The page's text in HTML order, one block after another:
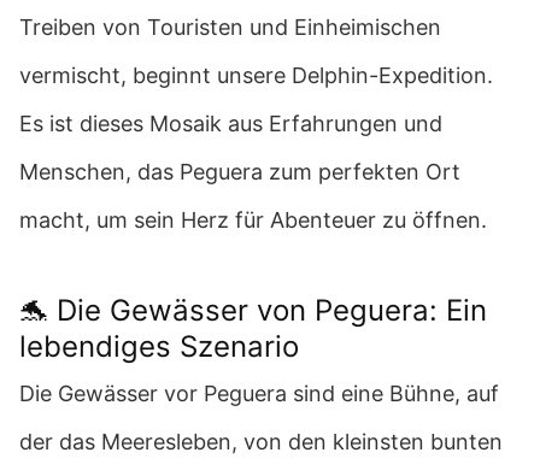
Treiben von Touristen und Einheimischen
vermischt, beginnt unsere Delphin-Expedition.
Es ist dieses Mosaik aus Erfahrungen und
Menschen, das Peguera zum perfekten Ort
macht, um sein Herz für Abenteuer zu öffnen.
🐬 Die Gewässer von Peguera: Ein
lebendiges Szenario
Die Gewässer vor Peguera sind eine Bühne, auf
der das Meeresleben, von den kleinsten bunten